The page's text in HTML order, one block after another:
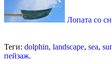
Лопата со
Теги: dolphin, landscape, sea,
пейзаж.